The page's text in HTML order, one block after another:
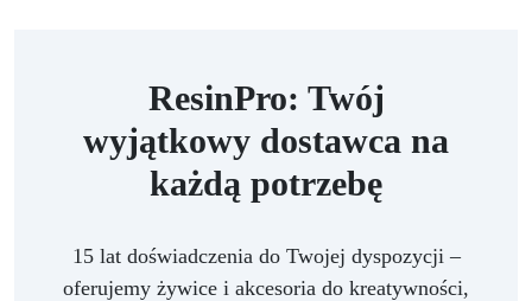
ResinPro: Twój
wyjątkowy dostawca na
każdą potrzebę
15 lat doświadczenia do Twojej dyspozycji –
oferujemy żywice i akcesoria do kreatywności,